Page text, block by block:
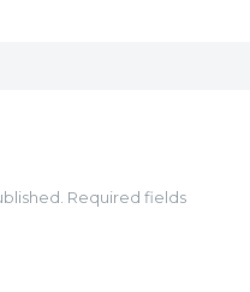
Required fields